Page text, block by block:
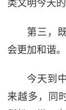
类文明今天的
第三，
会更加和谐。
今天到
来越多，同